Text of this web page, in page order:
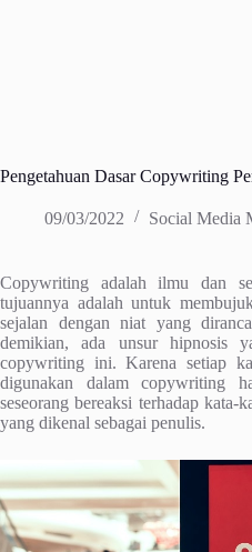
Pengetahuan Dasar Copywriting
09/03/2022 Social Media
Copywriting adalah ilmu dan
tujuannya adalah untuk
sejalan dengan niat yang
demikian, ada unsur hipnosis
copywriting ini. Karena setiap
digunakan dalam copywriting
seseorang bereaksi terhadap kata-
yang dikenal sebagai penulis.